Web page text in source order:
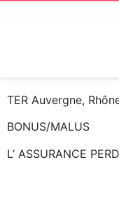
TER Auvergne,
BONUS/MALUS
L’ ASSURANCE